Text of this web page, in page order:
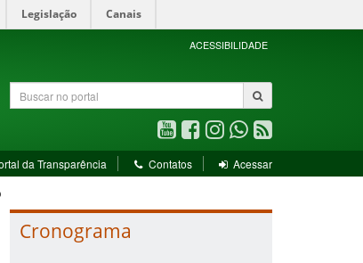
Legislação Canais
ACESSIBILIDADE
Buscar
no
Youtube
(abre
em
janela)
Facebook
(abre
em
janela)
Instagram
(abre
em
janela)
WhatsApp
(abre
em
janela)
RSS
(abre
janela)
da Transparência
em
janela)
Contatos Acessar
Cronograma